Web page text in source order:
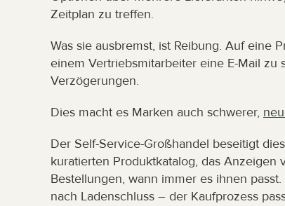
Zeitplan zu treffen.
Was sie ausbremst, ist Reibung. Auf eine
einem Vertriebsmitarbeiter eine E-Mail
Verzögerungen.
Dies macht es Marken auch schwerer,
Der Self-Service-Großhandel beseitigt
kuratierten Produktkatalog, das
Bestellungen, wann immer es ihnen
nach Ladenschluss – der Kaufprozess